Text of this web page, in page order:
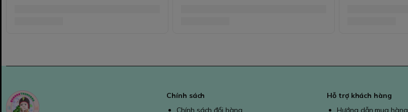
Chính sách
Chính sách đổi hàng
Hỗ trợ khách hàng
Hướng dẫn mua hàng